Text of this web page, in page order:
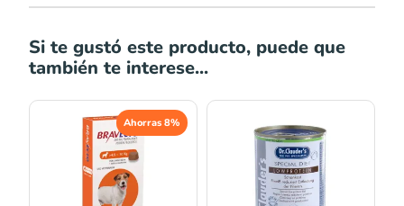
Si te gustó este producto, puede que
también te interese...
Ahorras 8%
precio
original
era:
S/115.00.
El
precio
actual
S/106.00.